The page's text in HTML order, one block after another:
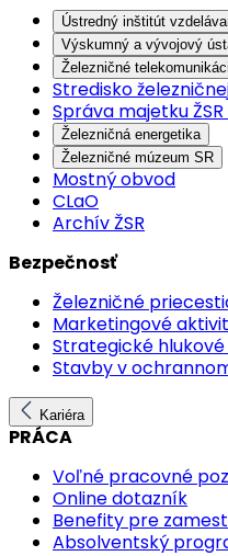
Ústredný inštitút
Výskumný a vývojový
Železničné
Stredisko
Správa majetku
Železničná energetika
Železničné múzeum SR
Mostný obvod
CLaO
Archív ŽSR
Bezpečnosť
Železničné
Marketingové
Strategické
Stavby v
Kariéra
PRÁCA
Voľné pracovné
Online dotazník
Benefity pre
Absolventský